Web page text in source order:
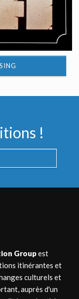
!
Groupest
itinérantes et
culturels et
auprès d'un